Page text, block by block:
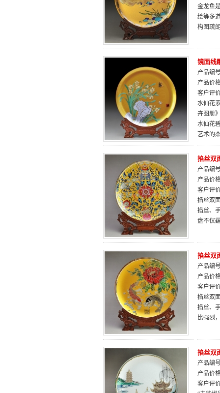
金龙鱼
绘等多
构图疏
镜面线
产品编
产品价
客户评
水仙花
卉图册
水仙花
艺术的
掐丝双
产品编
产品价
客户评
掐丝双
掐丝、
盘不仅
掐丝双
产品编
产品价
客户评
掐丝双
掐丝、
比强烈
掐丝双
产品编
产品价
客户评